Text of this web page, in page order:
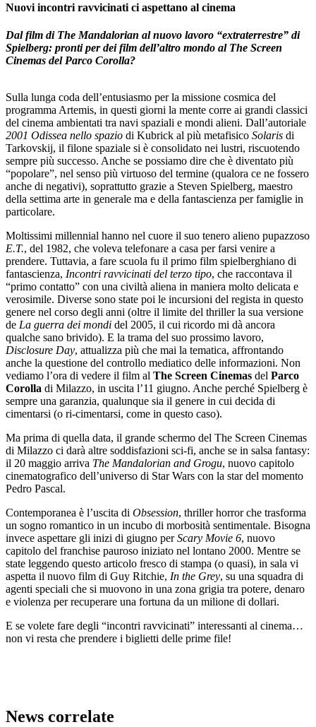
Nuovi incontri ravvicinati ci aspettano al cinema
Dal film di The Mandalorian al nuovo lavoro “extraterrestre” di
Spielberg: pronti per dei film dell’altro mondo al The Screen
Cinemas del Parco Corolla?
Sulla lunga coda dell’entusiasmo per la missione cosmica del
programma Artemis, in questi giorni la mente corre ai grandi classici
del cinema ambientati tra navi spaziali e mondi alieni. Dall’autoriale
2001 Odissea nello spazio di Kubrick al più metafisico Solaris di
Tarkovskij, il filone spaziale si è consolidato nei lustri, riscuotendo
sempre più successo. Anche se possiamo dire che è diventato più
“popolare”, nel senso più virtuoso del termine (qualora ce ne fossero
anche di negativi), soprattutto grazie a Steven Spielberg, maestro
della settima arte in generale ma e della fantascienza per famiglie in
particolare.
Moltissimi millennial hanno nel cuore il suo tenero alieno pupazzoso
E.T., del 1982, che voleva telefonare a casa per farsi venire a
prendere. Tuttavia, a fare scuola fu il primo film spielberghiano di
fantascienza, Incontri ravvicinati del terzo tipo, che raccontava il
“primo contatto” con una civiltà aliena in maniera molto delicata e
verosimile. Diverse sono state poi le incursioni del regista in questo
genere nel corso degli anni (oltre il limite del thriller la sua versione
de La guerra dei mondi del 2005, il cui ricordo mi dà ancora
qualche sano brivido). E la trama del suo prossimo lavoro,
Disclosure Day, attualizza più che mai la tematica, affrontando
anche la questione del controllo mediatico delle informazioni. Non
vediamo l’ora di vedere il film al The Screen Cinemas del Parco
Corolla di Milazzo, in uscita l’11 giugno. Anche perché Spielberg è
sempre una garanzia, qualunque sia il genere in cui decida di
cimentarsi (o ri-cimentarsi, come in questo caso).
Ma prima di quella data, il grande schermo del The Screen Cinemas
di Milazzo ci darà altre soddisfazioni sci-fi, anche se in salsa fantasy:
il 20 maggio arriva The Mandalorian and Grogu, nuovo capitolo
cinematografico dell’universo di Star Wars con la star del momento
Pedro Pascal.
Contemporanea è l’uscita di Obsession, thriller horror che trasforma
un sogno romantico in un incubo di morbosità sentimentale. Bisogna
invece aspettare gli inizi di giugno perScary Movie 6, nuovo
capitolo del franchise pauroso iniziato nel lontano 2000. Mentre se
state leggendo questo articolo fresco di stampa (o quasi), in sala vi
aspetta il nuovo film di Guy Ritchie, In the Grey, su una squadra di
agenti speciali che si muovono in una zona grigia tra potere, denaro
e violenza per recuperare una fortuna da un milione di dollari.
E se volete fare degli “incontri ravvicinati” interessanti al cinema…
non vi resta che prendere i biglietti delle prime file!
News correlate